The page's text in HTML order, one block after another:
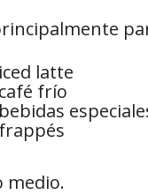
iced latte
café frío
bebidas
frappés
medio.